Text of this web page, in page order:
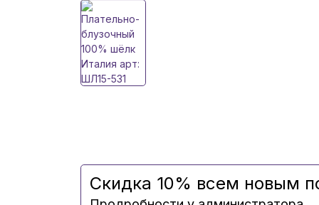
Скидка 10% всем новым